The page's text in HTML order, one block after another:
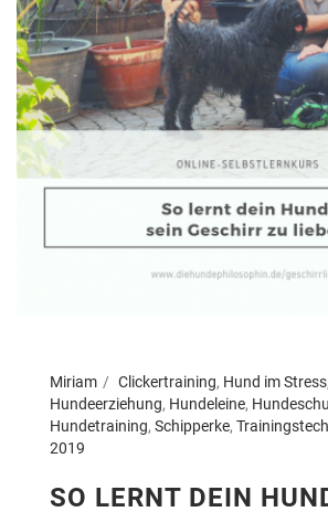
Miriam Clickertraining, Hund im Stress
Hundeerziehung, Hundeleine,
Hundetraining, Schipperke,
2019
SO LERNT DEIN